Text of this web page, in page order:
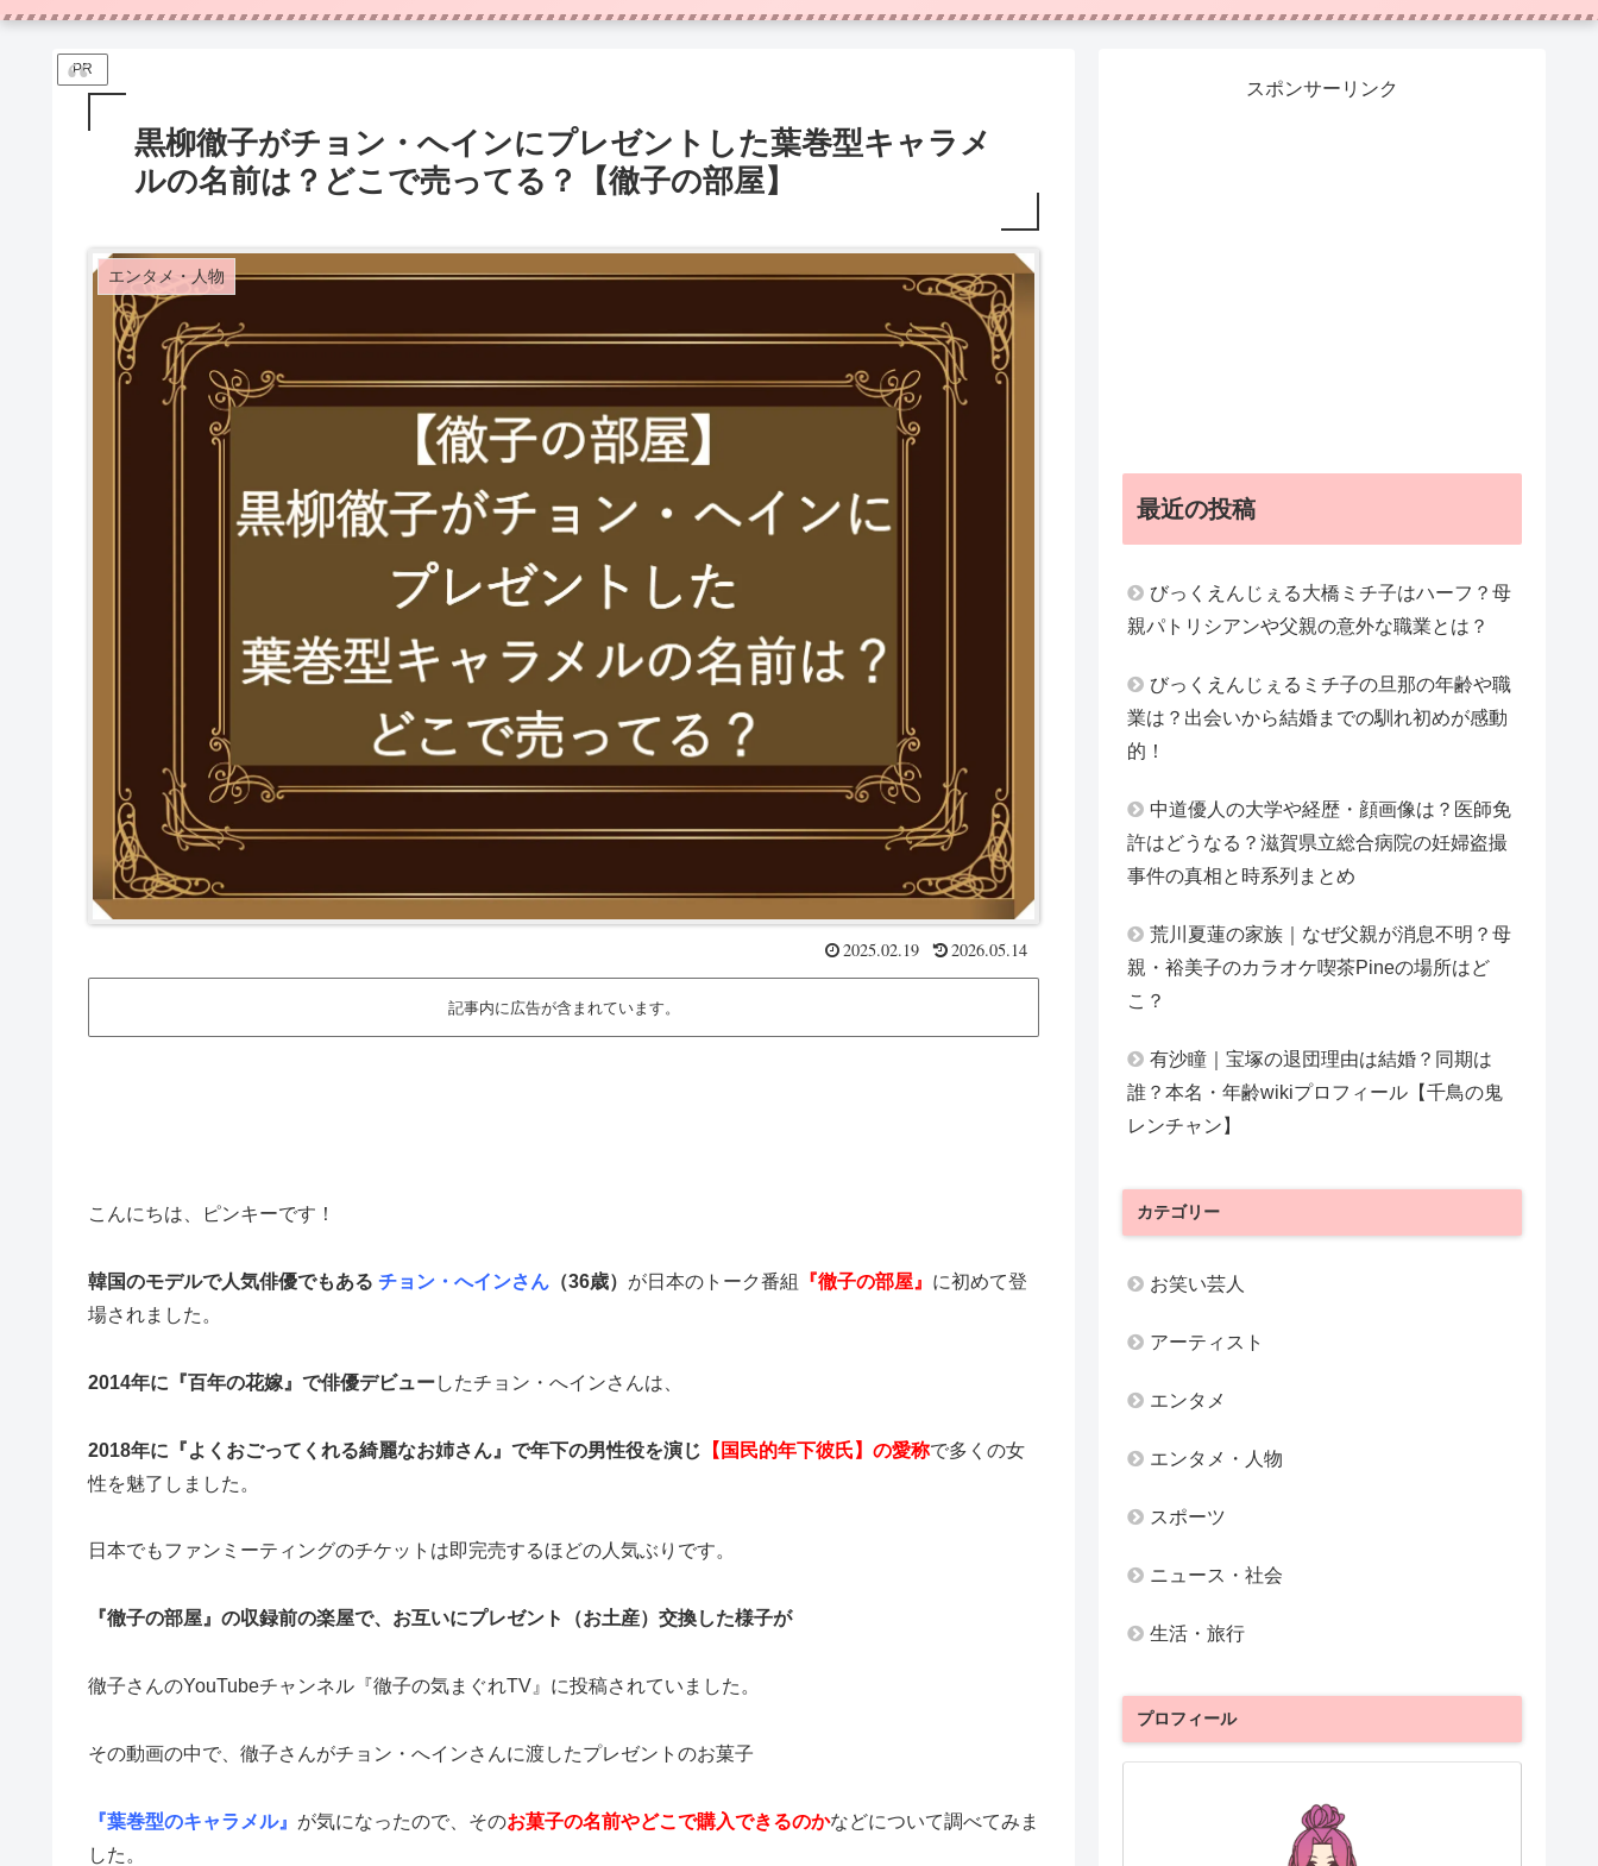
PR
黒柳徹子がチョン・へインにプレゼントした葉巻型キャラメ
ルの名前は？どこで売ってる？【徹子の部屋】
エンタメ・人物
2025.02.19 2026.05.14
記事内に広告が含まれています。
こんにちは、ピンキーです！
韓国のモデルで人気俳優でもある チョン・へインさん （36歳） が日本のトーク番組 『徹子の部屋』 に初めて登
場されました。
2014年に『百年の花嫁』で俳優デビューしたチョン・へインさんは、
2018年に『よくおごってくれる綺麗なお姉さん』で年下の男性役を演じ 【国民的年下彼氏】の愛称で多くの女
性を魅了しました。
日本でもファンミーティングのチケットは即完売するほどの人気ぶりです。
『徹子の部屋』の収録前の楽屋で、お互いにプレゼント（お土産）交換した様子が
徹子さんのYouTubeチャンネル『徹子の気まぐれTV』に投稿されていました。
その動画の中で、徹子さんがチョン・へインさんに渡したプレゼントのお菓子
『葉巻型のキャラメル』 が気になったので、そのお菓子の名前やどこで購入できるのかなどについて調べてみま
した。
スポンサーリンク
最近の投稿
びっくえんじぇる大橋ミチ子はハーフ？母
親パトリシアンや父親の意外な職業とは？
びっくえんじぇるミチ子の旦那の年齢や職
業は？出会いから結婚までの馴れ初めが感動
的！
中道優人の大学や経歴・顔画像は？医師免
許はどうなる？滋賀県立総合病院の妊婦盗撮
事件の真相と時系列まとめ
荒川夏蓮の家族｜なぜ父親が消息不明？母
親・裕美子のカラオケ喫茶Pineの場所はど
こ？
有沙瞳｜宝塚の退団理由は結婚？同期は
誰？本名・年齢wikiプロフィール【千鳥の鬼
レンチャン】
カテゴリー
お笑い芸人
アーティスト
エンタメ
エンタメ・人物
スポーツ
ニュース・社会
生活・旅行
プロフィール